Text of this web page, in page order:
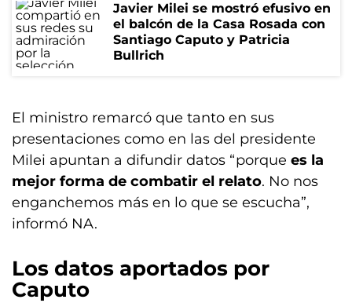
Javier Milei se mostró efusivo en
el balcón de la Casa Rosada con
Santiago Caputo y Patricia
Bullrich
El ministro remarcó que tanto en sus
presentaciones como en las del presidente
Milei apuntan a difundir datos “porque es la
mejor forma de combatir el relato. No nos
enganchemos más en lo que se escucha”,
informó NA.
Los datos aportados por
Caputo